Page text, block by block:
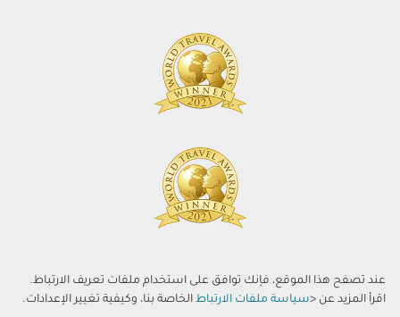
عند تصفح هذا الموقع، فإنك توافق على استخدام ملفات تعريف الارتباط.
اقرأ المزيد عن <سياسة ملفات الارتباط الخاصة بنا، وكيفية تغيير الإعدادات.